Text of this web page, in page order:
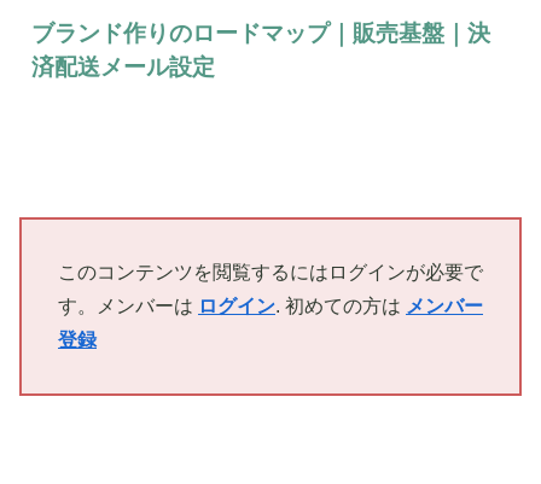
ブランド作りのロードマップ｜販売基盤｜決
済配送メール設定
このコンテンツを閲覧するにはログインが必要で
す。メンバーは ログイン. 初めての方は メンバー
登録